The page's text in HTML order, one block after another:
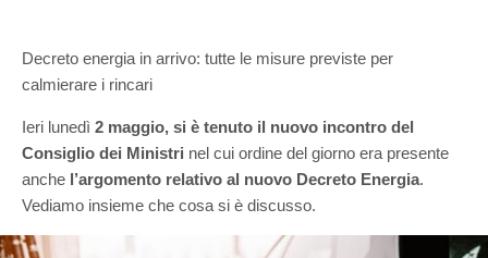
Decreto energia in arrivo: tutte le misure previste per
calmierare i rincari
Ieri lunedì 2 maggio, si è tenuto il nuovo incontro del
Consiglio dei Ministri nel cui ordine del giorno era presente
anche l’argomento relativo al nuovo Decreto Energia.
Vediamo insieme che cosa si è discusso.